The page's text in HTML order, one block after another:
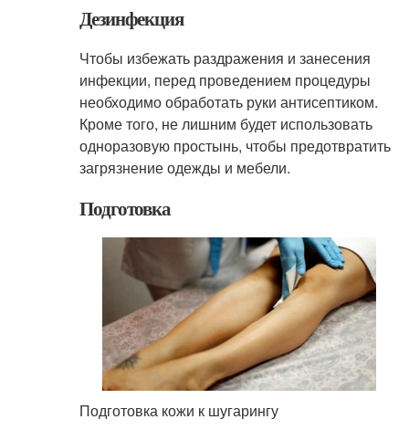
Дезинфекция
Чтобы избежать раздражения и занесения
инфекции, перед проведением процедуры
необходимо обработать руки антисептиком.
Кроме того, не лишним будет использовать
одноразовую простынь, чтобы предотвратить
загрязнение одежды и мебели.
Подготовка
Подготовка кожи к шугарингу